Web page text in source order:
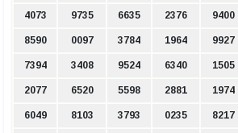
4073 9735 6635 2376 9400
8590 0097 3784 1964 9927
7394 3408 9524 6340 1505
2077 6520 5598 2881 1974
6049 8103 3793 0235 8217